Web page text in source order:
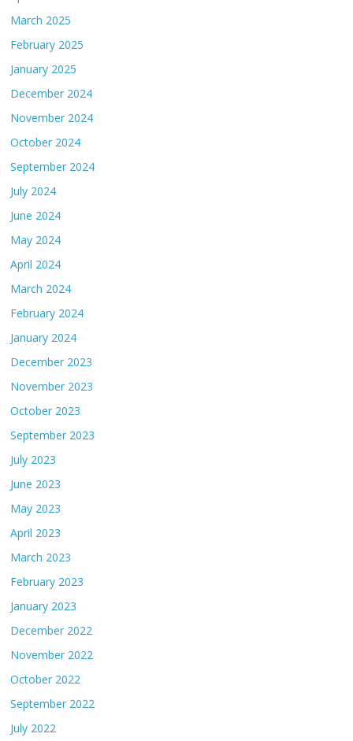
March 2025
February 2025
January 2025
December 2024
November 2024
October 2024
September 2024
July 2024
June 2024
May 2024
April 2024
March 2024
February 2024
January 2024
December 2023
November 2023
October 2023
September 2023
July 2023
June 2023
May 2023
April 2023
March 2023
February 2023
January 2023
December 2022
November 2022
October 2022
September 2022
July 2022